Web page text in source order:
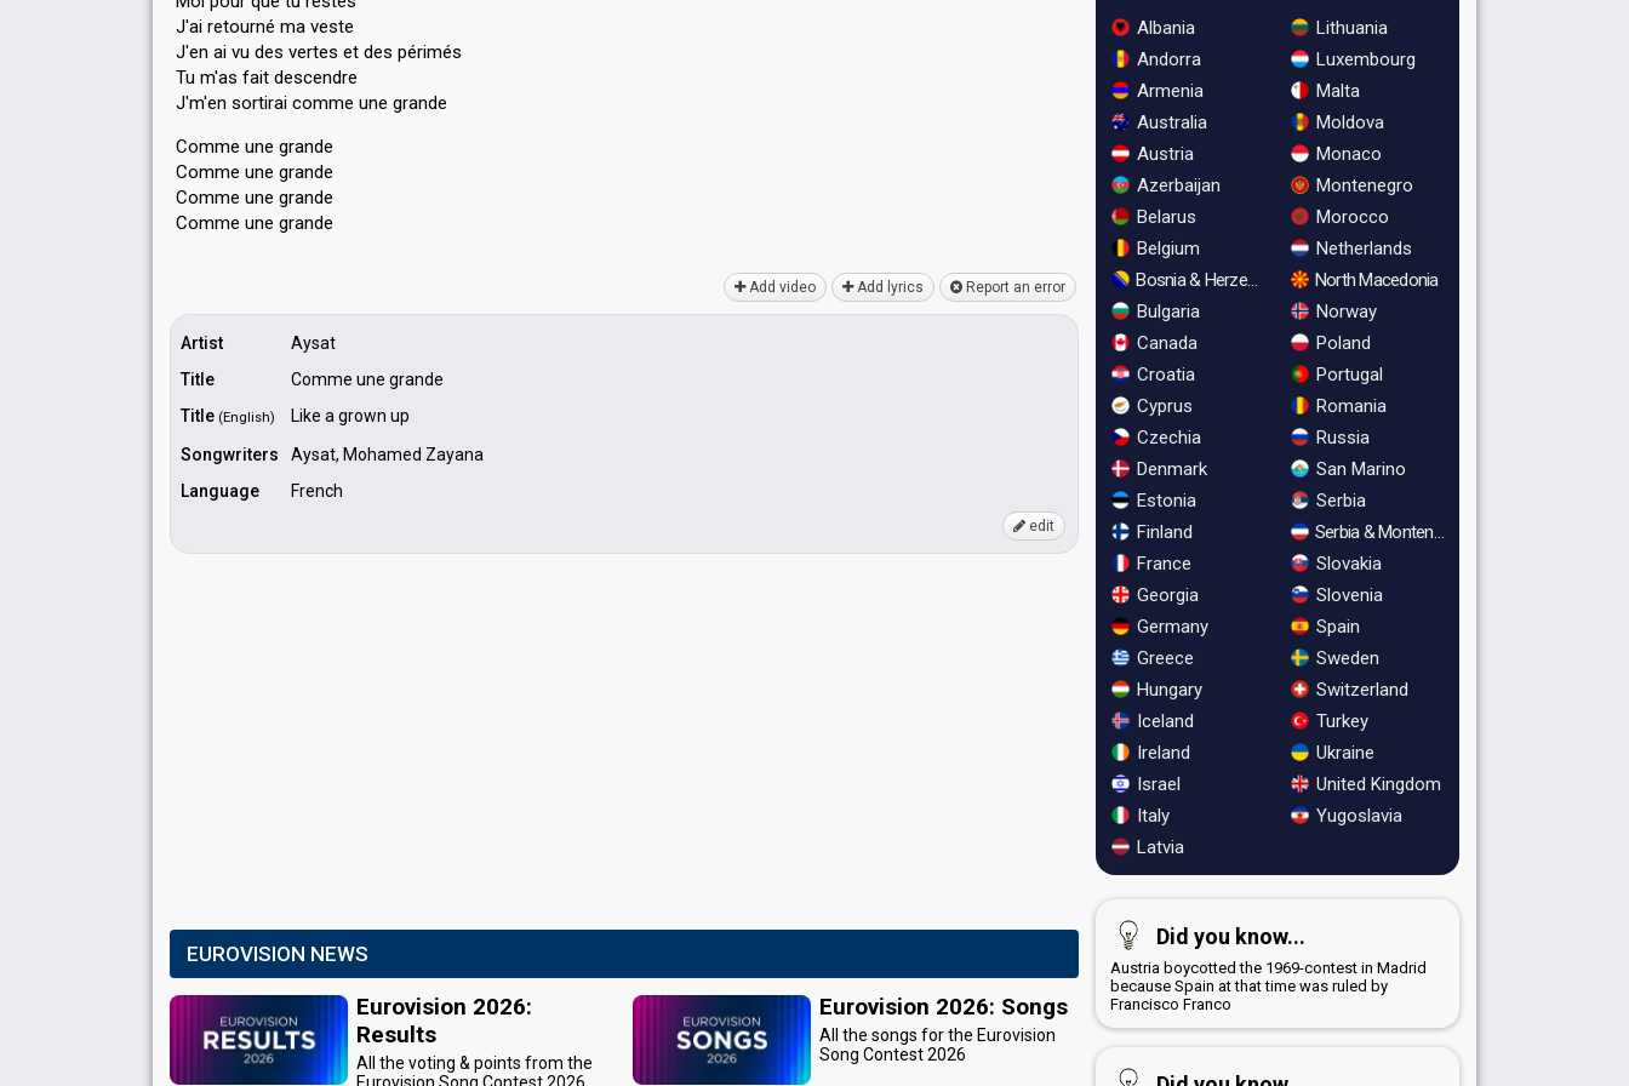
J'ai retourné ma veste
J'en ai vu des vertes et des périmés
Tu m'as fait descendre
J'm'en ѕortirai comme une grande
Comme une grande
Comme une grande
Comme une grande
Comme une grаnde
Add video Add lyrics Report an error
Artist
Aysat
Title
Comme une grande
Title (English)
Like a grown up
Songwriters
Aysat, Mohamed Zayana
Language
French
edit
EUROVISION NEWS
Eurovision 2026:
Results
All the voting & points from the
Eurovision 2026: Songs
All the songs for the Eurovision
Song Contest 2026
Albania
Andorra
Armenia
Australia
Austria
Azerbaijan
Belarus
Belgium
Bosnia & Herzegovina
Bulgaria
Canada
Croatia
Cyprus
Czechia
Denmark
Estonia
Finland
France
Georgia
Germany
Greece
Hungary
Iceland
Ireland
Israel
Italy
Latvia
Lithuania
Luxembourg
Malta
Moldova
Monaco
Montenegro
Morocco
Netherlands
North Macedonia
Norway
Poland
Portugal
Romania
Russia
San Marino
Serbia
Serbia & Montenegro
Slovakia
Slovenia
Spain
Sweden
Switzerland
Turkey
Ukraine
United Kingdom
Yugoslavia
Did you know...
Austria boycotted the 1969-contest in Madrid
because Spain at that time was ruled by
Francisco Franco